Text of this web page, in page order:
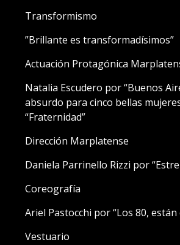
Transformismo
”Brillante es transformadísimos”
Actuación Protagónica
Natalia Escudero por “Buenos
absurdo para cinco bellas
“Fraternidad”
Dirección Marplatense
Daniela Parrinello Rizzi por
Coreografía
Ariel Pastocchi por “Los 80, están
Vestuario